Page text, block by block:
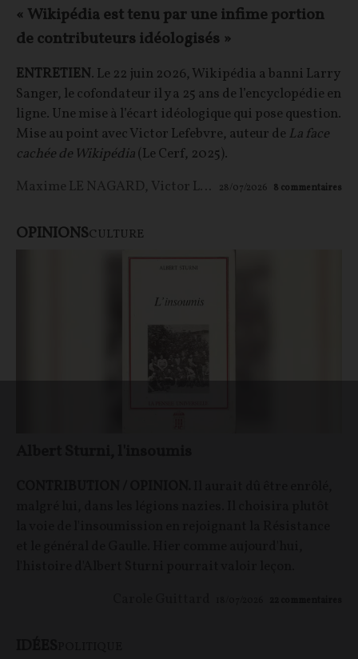
« Wikipédia est tenu par une infime portion
de contributeurs idéologisés »
ENTRETIEN. Le 22 juin 2026, Wikipédia a banni Larry
Sanger, le cofondateur il y a 25 ans de l’encyclopédie en
ligne. Une mise à l’écart idéologique qui pose question.
Mise au point avec Victor Lefebvre, auteur de La face
cachée de Wikipédia(Le Cerf, 2025).
Maxime LE NAGARD, Victor Lefebvre 28/07/2026 8 commentaires
OPINIONSCULTURE